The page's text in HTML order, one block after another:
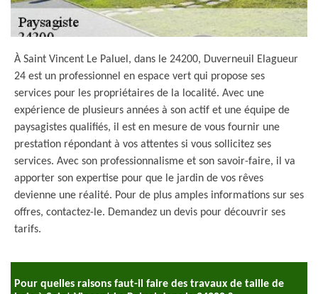
À Saint Vincent Le Paluel, dans le 24200, Duverneuil Elagueur
24 est un professionnel en espace vert qui propose ses
services pour les propriétaires de la localité. Avec une
expérience de plusieurs années à son actif et une équipe de
paysagistes qualifiés, il est en mesure de vous fournir une
prestation répondant à vos attentes si vous sollicitez ses
services. Avec son professionnalisme et son savoir-faire, il va
apporter son expertise pour que le jardin de vos rêves
devienne une réalité. Pour de plus amples informations sur ses
offres, contactez-le. Demandez un devis pour découvrir ses
tarifs.
Pour quelles raisons faut-il faire des travaux de taille de